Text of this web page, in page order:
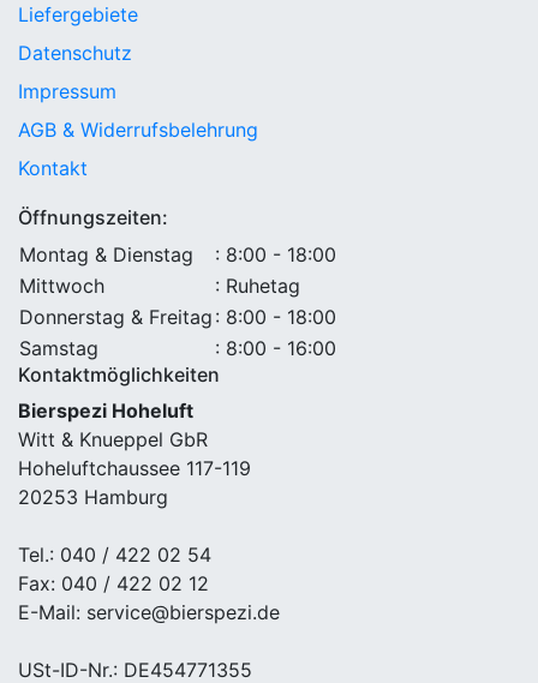
Liefergebiete
Datenschutz
Impressum
AGB & Widerrufsbelehrung
Kontakt
Öffnungszeiten:
Montag & Dienstag
: 8:00 - 18:00
Mittwoch
: Ruhetag
Donnerstag & Freitag : 8:00 - 18:00
Samstag
: 8:00 - 16:00
Kontaktmöglichkeiten
Bierspezi Hoheluft
Witt & Knueppel GbR
Hoheluftchaussee 117-119
20253 Hamburg
Tel.: 040 / 422 02 54
Fax: 040 / 422 02 12
E-Mail: service@bierspezi.de
USt-ID-Nr.: DE454771355